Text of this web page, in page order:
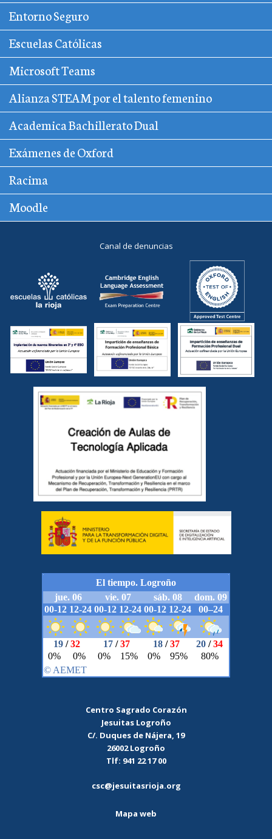
Entorno Seguro
Escuelas Católicas
Microsoft Teams
Alianza STEAM por el talento femenino
Academica Bachillerato Dual
Exámenes de Oxford
Racima
Moodle
Canal de denuncias
Centro Sagrado Corazón
Jesuitas Logroño
C/. Duques de Nájera, 19
26002 Logroño
Tlf: 941 22 17 00
csc@jesuitasrioja.org
Mapa web